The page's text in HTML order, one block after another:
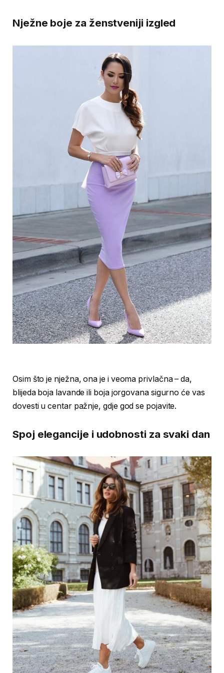
Nježne boje za ženstveniji izgled
Osim što je nježna, ona je i veoma privlačna – da,
blijeda boja lavande ili boja jorgovana sigurno će vas
dovesti u centar pažnje, gdje god se pojavite.
Spoj elegancije i udobnosti za svaki dan